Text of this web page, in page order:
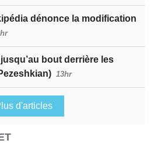
dénonce la modification
bout derrière les
13hr
d'articles